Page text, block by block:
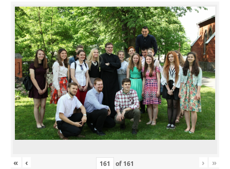
« ‹ of 161 › »